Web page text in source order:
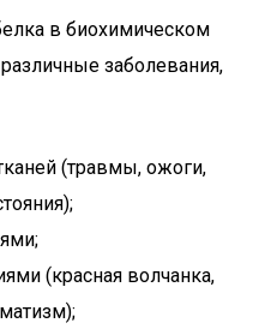
в биохимическом
заболевания,
(травмы, ожоги,
(красная волчанка,